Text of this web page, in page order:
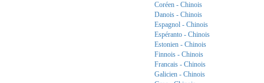
Coréen - Chinois
Danois - Chinois
Espagnol - Chinois
Espéranto - Chinois
Estonien - Chinois
Finnois - Chinois
Francais - Chinois
Galicien - Chinois